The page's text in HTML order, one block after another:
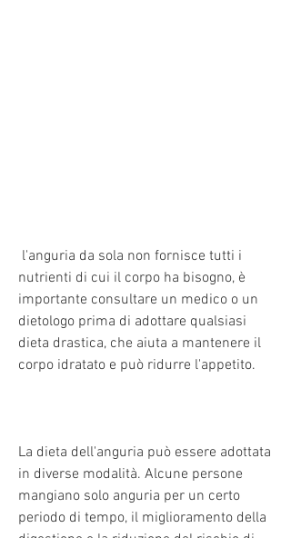
nutrienti di cui il corpo ha bisogno, è
importante consultare un medico o un
dietologo prima di adottare qualsiasi
dieta drastica, che aiuta a mantenere il
corpo idratato e può ridurre l'appetito.
La dieta dell'anguria può essere adottata
in diverse modalità. Alcune persone
mangiano solo anguria per un certo
periodo di tempo, il miglioramento della